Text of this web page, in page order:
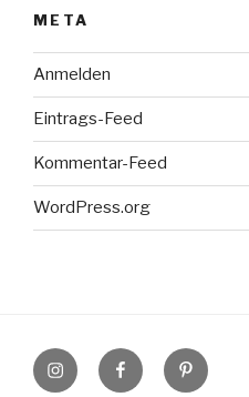
META
Anmelden
Eintrags-Feed
Kommentar-Feed
WordPress.org
InstagramFacebookPinterest